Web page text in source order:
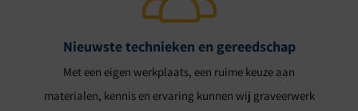
Nieuwste technieken en gereedschap
Met een eigen werkplaats, een ruime keuze aan
materialen, kennis en ervaring kunnen wij graveerwerk